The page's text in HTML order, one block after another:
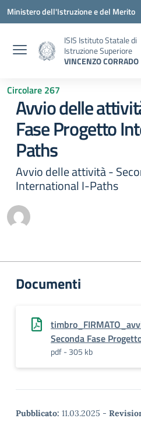
Vai ai contenuti
Vai al menu di navigazione
Vai al footer
Ministero dell'Istruzione e del Merito
ISIS Istituto Statale di
Istruzione Superiore
VINCENZO CORRADO
Circolare 267
Avvio delle
Fase Progetto
Paths
Avvio delle attività -
International I-Paths
Documenti
Seconda Fase
pdf - 305 kb
Pubblicato: 11.03.2025 -